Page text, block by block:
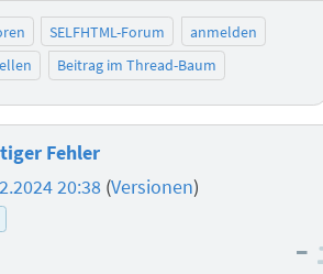
SELFHTML-Forum
anmelden
Beitrag im Thread-Baum
Fehler
20:38 (Versionen)
–